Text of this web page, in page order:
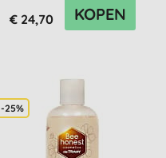
€ 24,70 KOPEN
-25%